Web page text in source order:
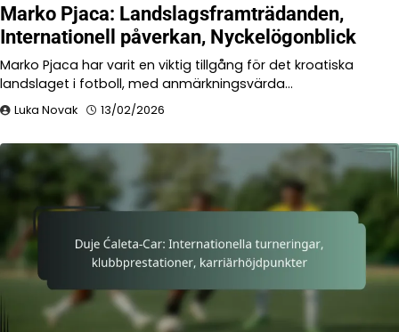
Marko Pjaca: Landslagsframträdanden,
Internationell påverkan, Nyckelögonblick
Marko Pjaca har varit en viktig tillgång för det kroatiska
landslaget i fotboll, med anmärkningsvärda…
Luka Novak 13/02/2026